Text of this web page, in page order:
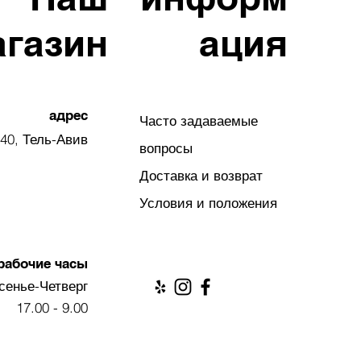
ация
Часто задаваемые
вопросы
Доставка и возврат
Условия и положения
адрес
Тель-Авив
часы
Четверг
9.00 - 17.00